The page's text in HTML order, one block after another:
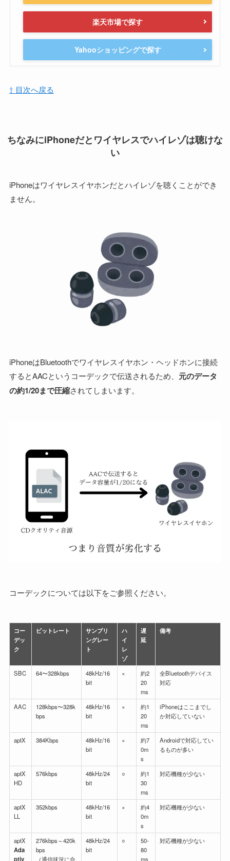
楽天市場で探す
Yahooショッピングで探す
⇧ 目次へ戻る
ちなみにiPhoneだとワイヤレスでハイレゾは聴けな
い
iPhoneはワイヤレスイヤホンだとハイレゾを聴くことができ
ません。
iPhoneはBluetoothでワイヤレスイヤホン・ヘッドホンに接続
するとAACというコーデックで伝送されるため、 元のデータ
の約1/20まで圧縮されてしまいます。
コーデックについては以下をご参照ください。
コー
デッ
ク
ビットレート
サンプリ
ングレー
ト
ハ
イ
レ
ゾ
遅
延
備考
SBC 64〜328kbps
48kHz/16
bit
×
約2
20
ms
全Bluetoothデバイス
対応
AAC
128kbps〜328k
bps
48kHz/16
bit
×
約1
20
ms
iPhoneはここまでし
か対応していない
aptX 384Kbps
48kHz/16
bit
×
約7
0m
s
Androidで対応してい
るものが多い
aptX
HD
576kbps
48kHz/24
bit
○
約1
30
ms
対応機種が少ない
aptX
LL
352kbps
48kHz/16
bit
×
約4
0m
s
対応機種が少ない
aptX
Ada
ptiv
276kbps～420k
bps
（通信状況に合
48kHz/24
bit
○
50-
80
ms
対応機種が少ない